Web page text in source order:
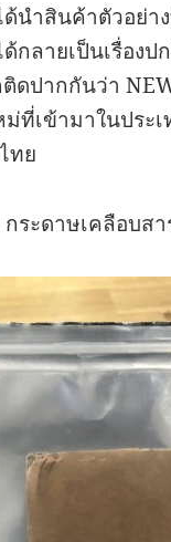
นำสินค้าตัวอย่า
กลายเป็นเรื่อง
ติดปากกันว่า
ที่เข้ามาในประ
ทย
กระดาษเคลือบส